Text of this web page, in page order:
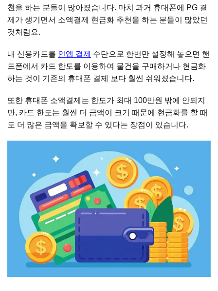
천 을 하는 분들이 많아졌습니다. 마치 과거 휴대폰에 PG 결
제가 생기면서 소액결제 현금화 추천을 하는 분들이 많았던
것처럼요.
내 신용카드를 인앱 결제 수단으로 한번만 설정해 놓으면 핸
드폰에서 카드 한도를 이용하여 물건을 구매하거나 현금화
하는 것이 기존의 휴대폰 결제 보다 훨씬 쉬워졌습니다.
또한 휴대폰 소액결제는 한도가 최대 100만원 밖에 안되지
만, 카드 한도는 훨씬 더 금액이 크기 때문에 현금화를 할 때
도 더 많은 금액을 확보할 수 있다는 장점이 있습니다.